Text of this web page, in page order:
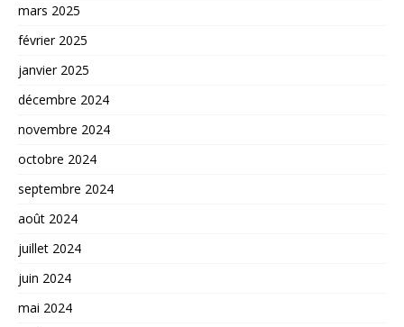
mars 2025
février 2025
janvier 2025
décembre 2024
novembre 2024
octobre 2024
septembre 2024
août 2024
juillet 2024
juin 2024
mai 2024